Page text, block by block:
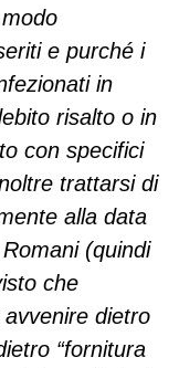
e purché i
in
risalto o in
con specifici
trattarsi di
alla data
(quindi
che
avvenire dietro
“fornitura